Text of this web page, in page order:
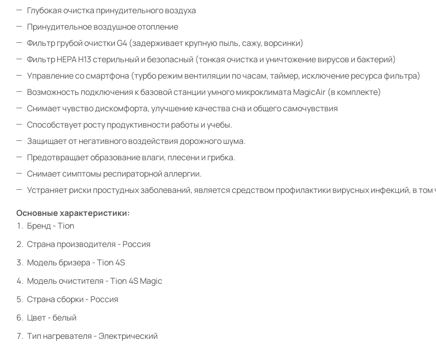
Глубокая очистка принудительного воздуха
Принудительное воздушное отопление
Фильтр грубой очистки G4 (задерживает крупную пыль, сажу, ворсинки)
Фильтр HEPA H13 стерильный и безопасный (тонкая очистка и уничтожение вирусов и бактерий)
Управление со смартфона (турбо режим вентиляции по часам, таймер, исключение ресурса фильтра)
Возможность подключения к базовой станции умного микроклимата MagicAir (в комплекте)
Снимает чувство дискомфорта, улучшение качества сна и общего самочувствия
Способствует росту продуктивности работы и учебы.
Защищает от негативного воздействия дорожного шума.
Предотвращает образование влаги, плесени и грибка.
Снимает симптомы респираторной аллергии.
Устраняет риски простудных заболеваний, является средством профилактики вирусных инфекций, в том
Основные характеристики:
Бренд - Tion
Страна производителя - Россия
Модель бризера - Tion 4S
Модель очистителя - Tion 4S Magic
Страна сборки - Россия
Цвет - белый
Тип нагревателя - Электрический